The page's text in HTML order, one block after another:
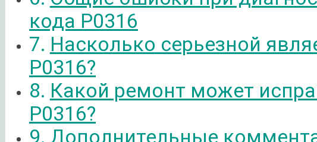
кода P0316
Насколько серьезной
P0316?
Какой ремонт может
P0316?
Дополнительные